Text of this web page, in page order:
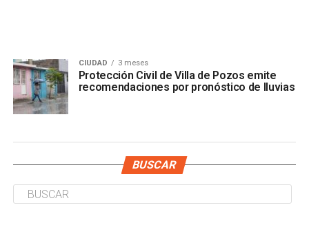
CIUDAD 3 meses
Protección Civil de Villa de Pozos emite
recomendaciones por pronóstico de lluvias
BUSCAR